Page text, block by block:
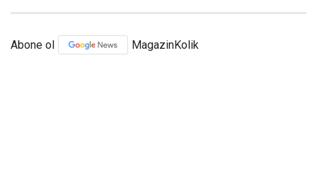
Abone ol MagazinKolik